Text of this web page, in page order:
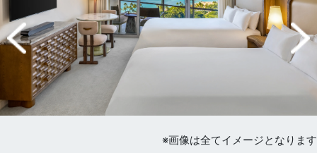
※画像は全てイメージとなります